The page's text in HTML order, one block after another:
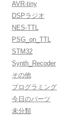
AVR-tiny
DSPラジオ
NES-TTL
PSG_on_TTL
STM32
Synth_Recoder
その他
プログラミング
今日のパーツ
未分類